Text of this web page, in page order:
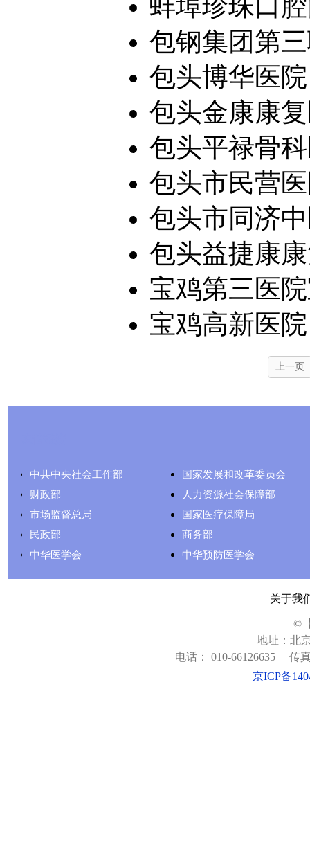
蚌埠珍珠口
包钢集团第
包头博华医院
包头金康康
包头平禄骨
包头市民营
包头市同济
包头益捷康
宝鸡第三医
宝鸡高新医院
上一页
中共中央社会工作部
国家发展和改革委员会
财政部
人力资源社会保障部
市场监督总局
国家医疗保障局
民政部
商务部
中华医学会
中华预防医学会
关于我
©
地址：北
电话： 010-66126635
传
京ICP备